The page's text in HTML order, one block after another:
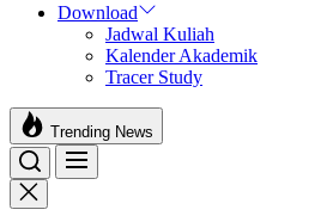
Download
Jadwal Kuliah
Kalender Akademik
Tracer Study
Trending News